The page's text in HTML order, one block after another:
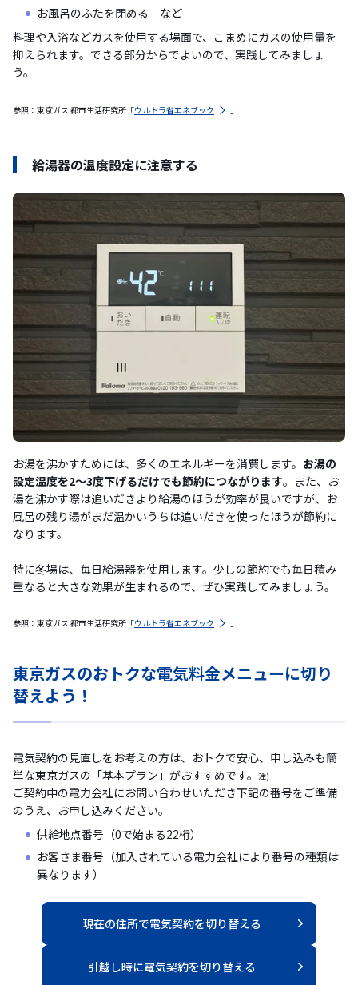
お風呂のふたを閉める など
料理や入浴などガスを使用する場面で、こまめにガスの使用量を
抑えられます。できる部分からでよいので、実践してみましょ
う。
参照：東京ガス 都市生活研究所「ウルトラ省エネブック 」
給湯器の温度設定に注意する
お湯を沸かすためには、多くのエネルギーを消費します。 お湯の
設定温度を2〜3度下げるだけでも節約につながります。また、お
湯を沸かす際は追いだきより給湯のほうが効率が良いですが、お
風呂の残り湯がまだ温かいうちは追いだきを使ったほうが節約に
なります。
特に冬場は、毎日給湯器を使用します。少しの節約でも毎日積み
重なると大きな効果が生まれるので、ぜひ実践してみましょう。
参照：東京ガス 都市生活研究所「ウルトラ省エネブック 」
東京ガスのおトクな電気料金メニューに切り
替えよう！
電気契約の見直しをお考えの方は、おトクで安心、申し込みも簡
単な東京ガスの「基本プラン」がおすすめです。 注)
ご契約中の電力会社にお問い合わせいただき下記の番号をご準備
のうえ、お申し込みください。
供給地点番号（0で始まる22桁）
お客さま番号（加入されている電力会社により番号の種類は
異なります）
現在の住所⁨⁩で電気⁨⁩契約を切り替える
引越し時に電気⁨⁩契約を切り替える